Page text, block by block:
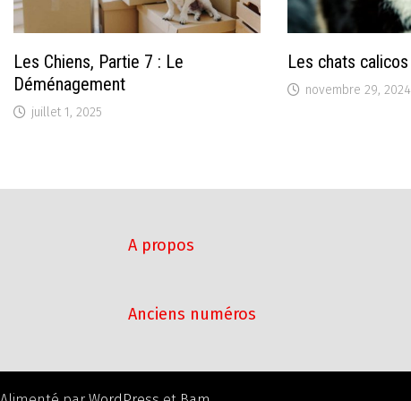
Les Chiens, Partie 7 : Le
Déménagement
juillet 1, 2025
Les chats calicos
novembre 29, 2024
A propos
Anciens numéros